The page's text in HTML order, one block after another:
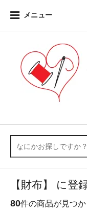
メニュー
【財布】 に登
80件の商品が見つ